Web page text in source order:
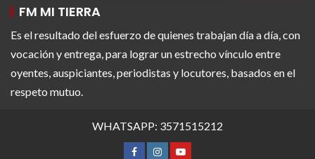
FM MI TIERRA
Es el resultado del esfuerzo de quienes trabajan día a día, con
vocación y entrega, para lograr un estrecho vínculo entre
oyentes, auspiciantes, periodistas y locutores, basados en el
respeto mutuo.
WHATSAPP: 3571515212